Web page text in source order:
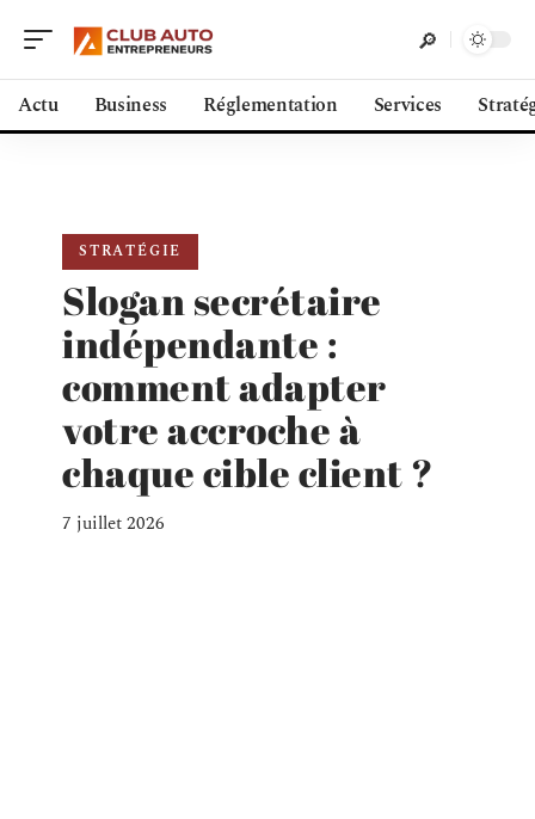
Actu Business Réglementation Services
STRATÉGIE
Slogan secrétaire
indépendante :
comment adapter
votre accroche à
chaque cible client ?
7 juillet 2026